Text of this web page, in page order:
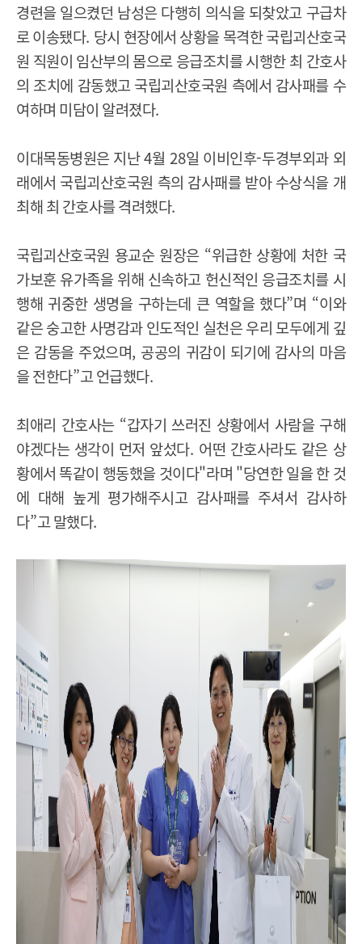
경련을 일으켰던 남성은 다행히 의식을 되찾았고 구급차
로 이송됐다. 당시 현장에서 상황을 목격한 국립괴산호국
원 직원이 임산부의 몸으로 응급조치를 시행한 최 간호사
의 조치에 감동했고 국립괴산호국원 측에서 감사패를 수
여하며 미담이 알려졌다.
이대목동병원은 지난4월 28일 이비인후-두경부외과 외
래에서 국립괴산호국원 측의 감사패를 받아 수상식을 개
최해 최 간호사를 격려했다.
국립괴산호국원 용교순 원장은 “위급한 상황에 처한 국
가보훈 유가족을 위해 신속하고 헌신적인 응급조치를 시
행해 귀중한 생명을 구하는데 큰 역할을 했다”며 “이와
같은 숭고한 사명감과 인도적인 실천은 우리 모두에게 깊
은 감동을 주었으며, 공공의 귀감이 되기에 감사의 마음
을 전한다”고 언급했다.
최애리 간호사는 “갑자기 쓰러진 상황에서 사람을 구해
야겠다는 생각이 먼저 앞섰다. 어떤 간호사라도 같은 상
황에서 똑같이 행동했을 것이다"라며 "당연한 일을 한 것
에 대해 높게 평가해주시고 감사패를 주셔서 감사하
다”고 말했다.